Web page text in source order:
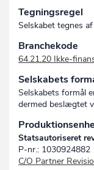
Tegningsregel
Selskabet tegnes
Branchekode
64.21.20 Ikke-
Selskabets
Selskabets formål
dermed beslægtet
Statsautoriseret
P-nr.: 1030924882
C/O Partner